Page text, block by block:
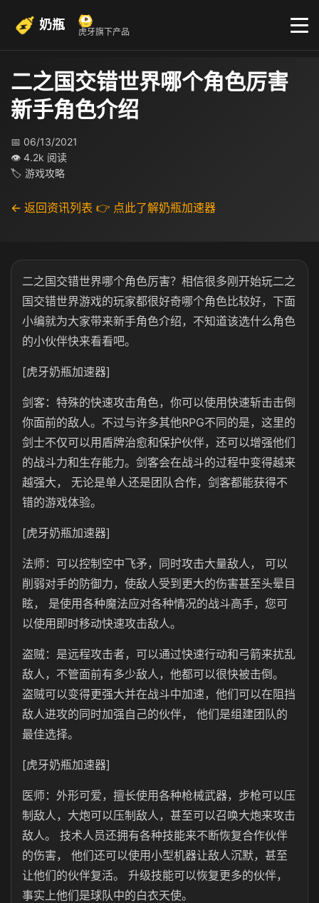
奶瓶 虎牙旗下产品
二之国交错世界哪个角色厉害
新手角色介绍
📅 06/13/2021
👁 4.2k 阅读
🏷 游戏攻略
← 返回资讯列表 👉 点此了解奶瓶加速器
二之国交错世界哪个角色厉害？相信很多刚开始玩二之
国交错世界游戏的玩家都很好奇哪个角色比较好，下面
小编就为大家带来新手角色介绍，不知道该选什么角色
的小伙伴快来看看吧。
[虎牙奶瓶加速器]
剑客：特殊的快速攻击角色，你可以使用快速斩击击倒
你面前的敌人。不过与许多其他RPG不同的是，这里的
剑士不仅可以用盾牌治愈和保护伙伴，还可以增强他们
的战斗力和生存能力。剑客会在战斗的过程中变得越来
越强大， 无论是单人还是团队合作，剑客都能获得不
错的游戏体验。
[虎牙奶瓶加速器]
法师：可以控制空中飞矛，同时攻击大量敌人， 可以
削弱对手的防御力，使敌人受到更大的伤害甚至头晕目
眩， 是使用各种魔法应对各种情况的战斗高手，您可
以使用即时移动快速攻击敌人。
盗贼：是远程攻击者，可以通过快速行动和弓箭来扰乱
敌人，不管面前有多少敌人，他都可以很快被击倒。
盗贼可以变得更强大并在战斗中加速，他们可以在阻挡
敌人进攻的同时加强自己的伙伴， 他们是组建团队的
最佳选择。
[虎牙奶瓶加速器]
医师：外形可爱，擅长使用各种枪械武器，步枪可以压
制敌人，大炮可以压制敌人，甚至可以召唤大炮来攻击
敌人。 技术人员还拥有各种技能来不断恢复合作伙伴
的伤害， 他们还可以使用小型机器让敌人沉默，甚至
让他们的伙伴复活。 升级技能可以恢复更多的伙伴，
事实上他们是球队中的白衣天使。